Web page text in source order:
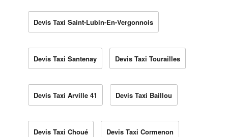
Devis Taxi Saint-Lubin-En-Vergonnois
Devis Taxi Santenay Devis Taxi Tourailles
Devis Taxi Arville 41 Devis Taxi Baillou
Devis Taxi Choué Devis Taxi Cormenon